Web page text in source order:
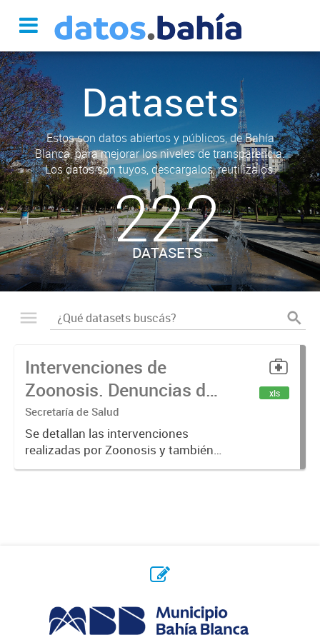
Datasets
Estos son datos abiertos y públicos, de Bahía
Blanca, para mejorar los niveles de transparencia.
Los datos son tuyos, descargalos, reutilizalos.
222
DATASETS
Intervenciones de
Zoonosis. Denuncias de
Mordeduras de Caninos
y Felinos
Secretaría de Salud
Se detallan las intervenciones
realizadas por Zoonosis y también
denuncias realizadas de
xls